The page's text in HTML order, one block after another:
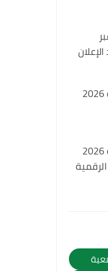
2026 عبر
نتائج مسابقة توظيف الأساتذة 2026
نتائج مسابقة توظيف الأساتذة 2026